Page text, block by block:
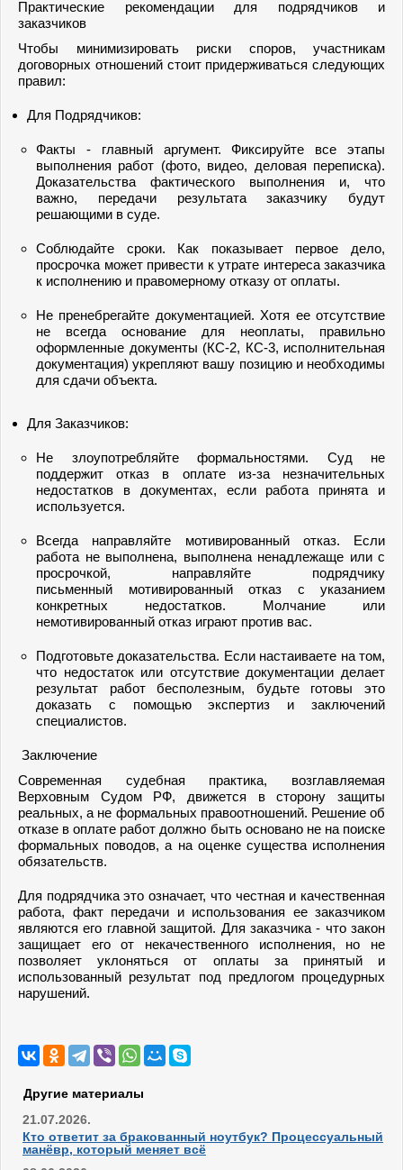
Практические рекомендации для подрядчиков и
заказчиков
Чтобы минимизировать риски споров, участникам
договорных отношений стоит придерживаться следующих
правил:
Для Подрядчиков:
Факты - главный аргумент. Фиксируйте все этапы
выполнения работ (фото, видео, деловая переписка).
Доказательства фактического выполнения и, что
важно, передачи результата заказчику будут
решающими в суде.
Соблюдайте сроки. Как показывает первое дело,
просрочка может привести к утрате интереса заказчика
к исполнению и правомерному отказу от оплаты.
Не пренебрегайте документацией. Хотя ее отсутствие
не всегда основание для неоплаты, правильно
оформленные документы (КС-2, КС-3, исполнительная
документация) укрепляют вашу позицию и необходимы
для сдачи объекта.
Для Заказчиков:
Не злоупотребляйте формальностями. Суд не
поддержит отказ в оплате из-за незначительных
недостатков в документах, если работа принята и
используется.
Всегда направляйте мотивированный отказ. Если
работа не выполнена, выполнена ненадлежаще или с
просрочкой, направляйте подрядчику
письменный мотивированный отказ с указанием
конкретных недостатков. Молчание или
немотивированный отказ играют против вас.
Подготовьте доказательства. Если настаиваете на том,
что недостаток или отсутствие документации делает
результат работ бесполезным, будьте готовы это
доказать с помощью экспертиз и заключений
специалистов.
Заключение
Современная судебная практика, возглавляемая
Верховным Судом РФ, движется в сторону защиты
реальных, а не формальных правоотношений. Решение об
отказе в оплате работ должно быть основано не на поиске
формальных поводов, а на оценке существа исполнения
обязательств.
Для подрядчика это означает, что честная и качественная
работа, факт передачи и использования ее заказчиком
являются его главной защитой. Для заказчика - что закон
защищает его от некачественного исполнения, но не
позволяет уклоняться от оплаты за принятый и
использованный результат под предлогом процедурных
нарушений.
Другие материалы
21.07.2026.
Кто ответит за бракованный ноутбук? Процессуальный
манёвр, который меняет всё